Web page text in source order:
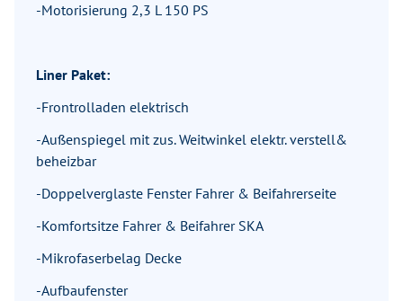
-Motorisierung 2,3 L 150 PS
Liner Paket:
-Frontrolladen elektrisch
-Außenspiegel mit zus. Weitwinkel elektr. verstell&
beheizbar
-Doppelverglaste Fenster Fahrer & Beifahrerseite
-Komfortsitze Fahrer & Beifahrer SKA
-Mikrofaserbelag Decke
-Aufbaufenster